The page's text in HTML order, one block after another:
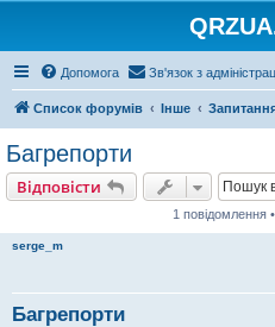
Допомога Зв'язок з
Список форумів Інше
Багрепорти
Відповісти
1 повідомлення
serge_m
Багрепорти